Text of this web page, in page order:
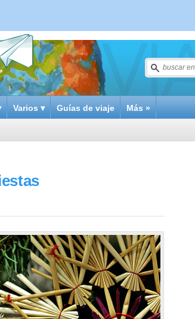
Varios ▾ Guías de viaje Más »